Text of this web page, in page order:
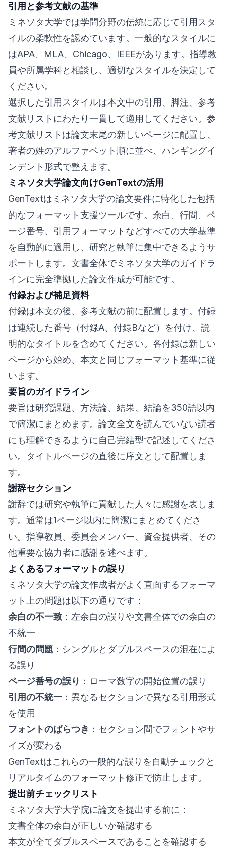
引用と参考文献の基準
ミネソタ大学では学問分野の伝統に応じて引用スタ
イルの柔軟性を認めています。一般的なスタイルに
はAPA、MLA、Chicago、IEEEがあります。指導教
員や所属学科と相談し、適切なスタイルを決定して
ください。
選択した引用スタイルは本文中の引用、脚注、参考
文献リストにわたり一貫して適用してください。参
考文献リストは論文末尾の新しいページに配置し、
著者の姓のアルファベット順に並べ、ハンギングイ
ンデント形式で整えます。
ミネソタ大学論文向けGenTextの活用
GenTextはミネソタ大学の論文要件に特化した包括
的なフォーマット支援ツールです。余白、行間、ペ
ージ番号、引用フォーマットなどすべての大学基準
を自動的に適用し、研究と執筆に集中できるようサ
ポートします。文書全体でミネソタ大学のガイドラ
インに完全準拠した論文作成が可能です。
付録および補足資料
付録は本文の後、参考文献の前に配置します。付録
は連続した番号（付録A、付録Bなど）を付け、説
明的なタイトルを含めてください。各付録は新しい
ページから始め、本文と同じフォーマット基準に従
います。
要旨のガイドライン
要旨は研究課題、方法論、結果、結論を350語以内
で簡潔にまとめます。論文全文を読んでいない読者
にも理解できるように自己完結型で記述してくださ
い。タイトルページの直後に序文として配置しま
す。
謝辞セクション
謝辞では研究や執筆に貢献した人々に感謝を表しま
す。通常は1ページ以内に簡潔にまとめてくださ
い。指導教員、委員会メンバー、資金提供者、その
他重要な協力者に感謝を述べます。
よくあるフォーマットの誤り
ミネソタ大学の論文作成者がよく直面するフォーマ
ット上の問題は以下の通りです：
余白の不一致 ：左余白の誤りや文書全体での余白の
不統一
行間の問題 ：シングルとダブルスペースの混在によ
る誤り
ページ番号の誤り ：ローマ数字の開始位置の誤り
引用の不統一 ：異なるセクションで異なる引用形式
を使用
フォントのばらつき ：セクション間でフォントやサ
イズが変わる
GenTextはこれらの一般的な誤りを自動チェックと
リアルタイムのフォーマット修正で防止します。
提出前チェックリスト
ミネソタ大学大学院に論文を提出する前に：
文書全体の余白が正しいか確認する
本文が全てダブルスペースであることを確認する